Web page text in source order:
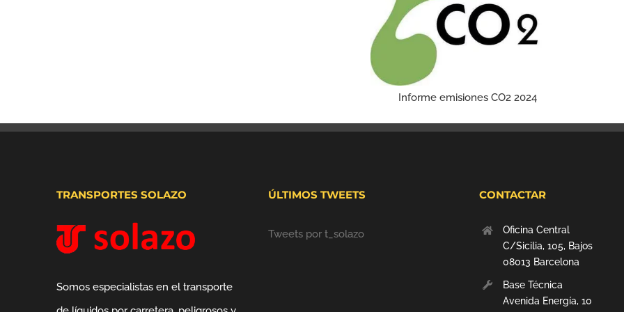
Informe emisiones CO2 2024
TRANSPORTES SOLAZO
Somos especialistas en el transporte
ÚLTIMOS TWEETS
Tweets por t_solazo
CONTACTAR
Oficina Central
C/Sicilia, 105, Bajos
08013 Barcelona
Base Técnica
Avenida Energía, 10